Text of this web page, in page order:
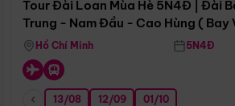
Tour Đài Loan Mùa Hè 5N4Đ | Đài
Trung - Nam Đầu - Cao Hùng ( Bay
Hồ Chí Minh 5N4Đ
13/08 12/09 01/10